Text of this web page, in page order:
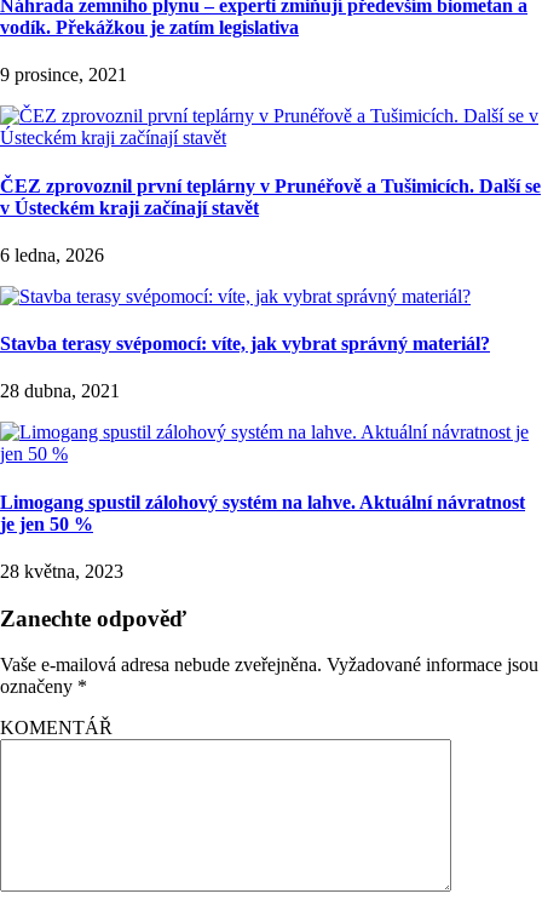
Náhrada zemního plynu – experti zmiňují především biometan a
vodík. Překážkou je zatím legislativa
9 prosince, 2021
ČEZ zprovoznil první teplárny v Prunéřově a Tušimicích. Další se
v Ústeckém kraji začínají stavět
6 ledna, 2026
Stavba terasy svépomocí: víte, jak vybrat správný materiál?
28 dubna, 2021
Limogang spustil zálohový systém na lahve. Aktuální návratnost
je jen 50 %
28 května, 2023
Zanechte odpověď
Vaše e-mailová adresa nebude zveřejněna. Vyžadované informace jsou
označeny *
KOMENTÁŘ